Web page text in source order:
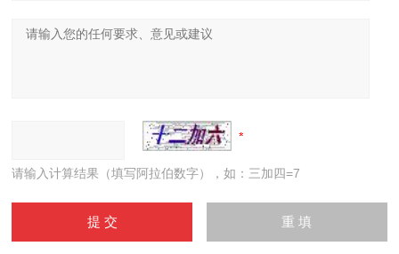
请输入计算结果（填写阿拉伯数字），如：三加四=7